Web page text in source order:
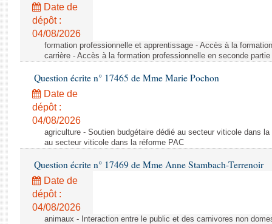
Date de
dépôt :
04/08/2026
formation professionnelle et apprentissage - Accès à la
carrière - Accès à la formation professionnelle en seconde partie
Question écrite n° 17465 de Mme Marie Pochon
Date de
dépôt :
04/08/2026
agriculture - Soutien budgétaire dédié au secteur viticole dans
au secteur viticole dans la réforme PAC
Question écrite n° 17469 de Mme Anne Stambach-Terrenoir
Date de
dépôt :
04/08/2026
animaux - Interaction entre le public et des carnivores non